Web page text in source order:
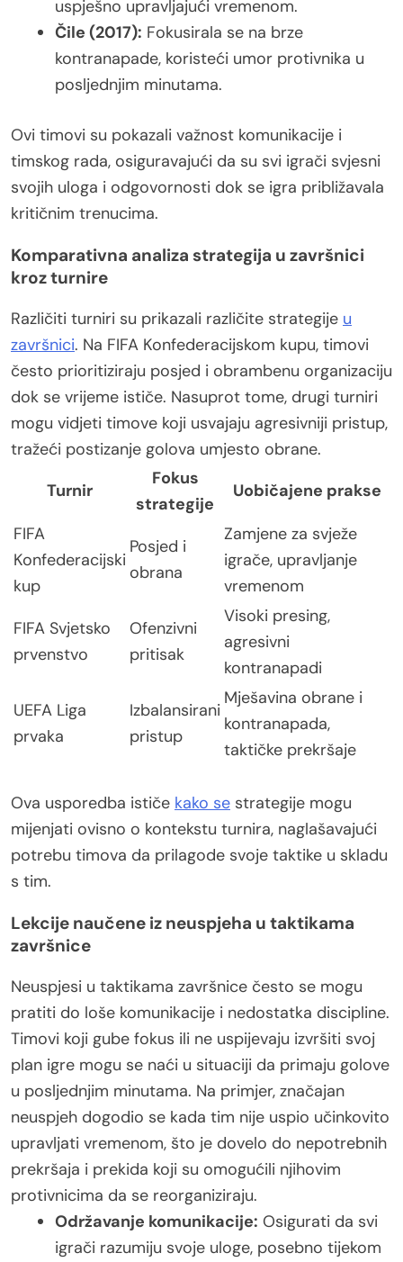
uspješno upravljajući vremenom.
Čile (2017): Fokusirala se na brze
kontranapade, koristeći umor protivnika u
posljednjim minutama.
Ovi timovi su pokazali važnost komunikacije i
timskog rada, osiguravajući da su svi igrači svjesni
svojih uloga i odgovornosti dok se igra približavala
kritičnim trenucima.
Komparativna analiza strategija u završnici
kroz turnire
Različiti turniri su prikazali različite strategije u
završnici. Na FIFA Konfederacijskom kupu, timovi
često prioritiziraju posjed i obrambenu organizaciju
dok se vrijeme ističe. Nasuprot tome, drugi turniri
mogu vidjeti timove koji usvajaju agresivniji pristup,
tražeći postizanje golova umjesto obrane.
Turnir
Fokus
strategije
Uobičajene prakse
FIFA
Konfederacijski
kup
Posjed i
obrana
Zamjene za svježe
igrače, upravljanje
vremenom
FIFA Svjetsko
prvenstvo
Ofenzivni
pritisak
Visoki presing,
agresivni
kontranapadi
UEFA Liga
prvaka
Izbalansirani
pristup
Mješavina obrane i
kontranapada,
taktičke prekršaje
Ova usporedba ističe kako se strategije mogu
mijenjati ovisno o kontekstu turnira, naglašavajući
potrebu timova da prilagode svoje taktike u skladu
s tim.
Lekcije naučene iz neuspjeha u taktikama
završnice
Neuspjesi u taktikama završnice često se mogu
pratiti do loše komunikacije i nedostatka discipline.
Timovi koji gube fokus ili ne uspijevaju izvršiti svoj
plan igre mogu se naći u situaciji da primaju golove
u posljednjim minutama. Na primjer, značajan
neuspjeh dogodio se kada tim nije uspio učinkovito
upravljati vremenom, što je dovelo do nepotrebnih
prekršaja i prekida koji su omogućili njihovim
protivnicima da se reorganiziraju.
Održavanje komunikacije: Osigurati da svi
igrači razumiju svoje uloge, posebno tijekom